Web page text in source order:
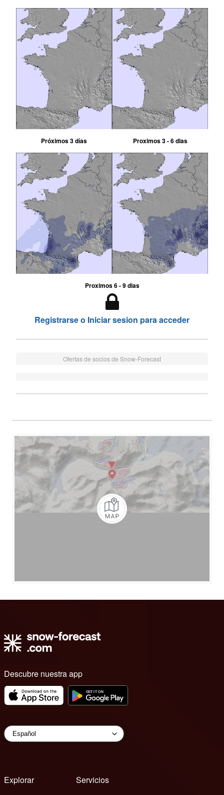
Próximos 3 días Proximos 3 - 6 dias
Proximos 6 - 9 dias
Registrarse o Iniciar sesion para acceder
Ofertas de socios de Snow-Forecast
Descubre nuestra app
Explorar
Servicios